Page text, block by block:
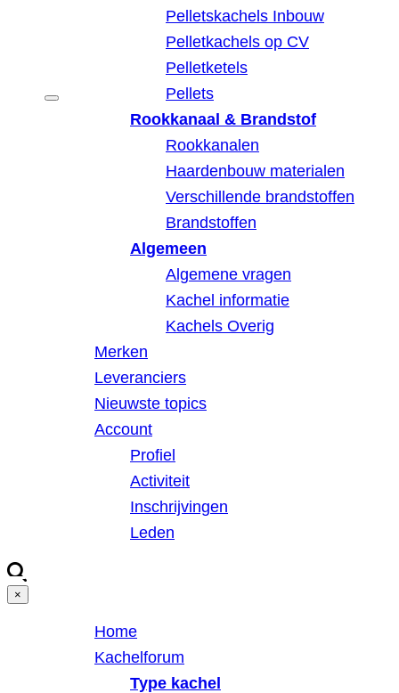
Pelletskachels Inbouw
Pelletkachels op CV
Pelletketels
Pellets
Rookkanaal & Brandstof
Rookkanalen
Haardenbouw materialen
Verschillende brandstoffen
Brandstoffen
Algemeen
Algemene vragen
Kachel informatie
Kachels Overig
Merken
Leveranciers
Nieuwste topics
Account
Profiel
Activiteit
Inschrijvingen
Leden
×
Home
Kachelforum
Type kachel